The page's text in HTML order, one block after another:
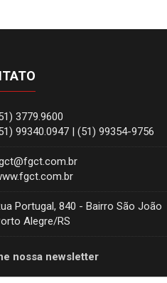
3779.9600
99340.0947 | (51) 99354-9756
Portugal, 840 - Bairro São João
Alegre/RS
nossa newsletter